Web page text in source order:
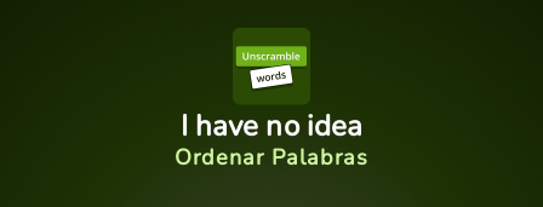
I have no idea
Ordenar Palabras